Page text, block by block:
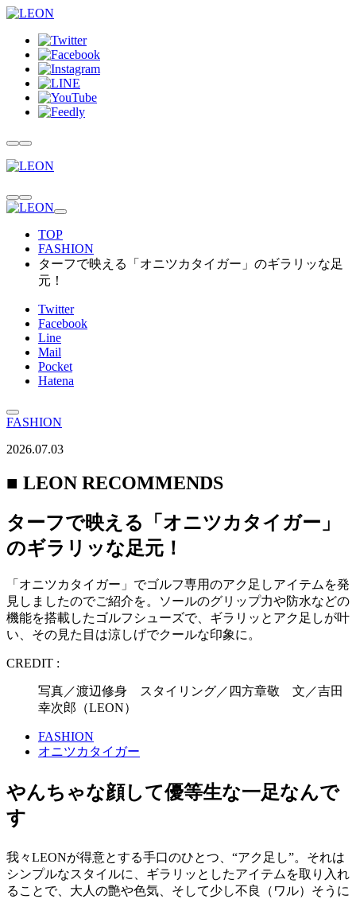
TOP
FASHION
ターフで映える「オニツカタイガー」のギラリッな足
元！
Twitter
Facebook
Line
Mail
Pocket
Hatena
FASHION
2026.07.03
■ LEON RECOMMENDS
ターフで映える「オニツカタイガー」
のギラリッな足元！
「オニツカタイガー」でゴルフ専用のアク足しアイテムを発
見しましたのでご紹介を。ソールのグリップ力や防水などの
機能を搭載したゴルフシューズで、ギラリッとアク足しが叶
い、その見た目は涼しげでクールな印象に。
CREDIT :
写真／渡辺修身 スタイリング／四方章敬 文／吉田
幸次郎（LEON）
FASHION
オニツカタイガー
やんちゃな顔して優等生な一足なんで
す
我々LEONが得意とする手口のひとつ、“アク足し”。それは
シンプルなスタイルに、ギラリッとしたアイテムを取り入れ
ることで、大人の艶や色気、そして少し不良（ワル）そうに